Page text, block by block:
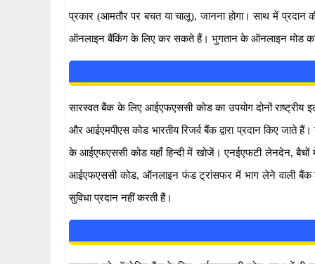
प्रकार (आमतौर पर बचत या चालू), जानना होगा। साथ में
ऑनलाइन बैंकिंग के लिए कर सकते हैं। भुगतान के ऑनलाइन मोड का
सारस्वत बैंक के लिए आईएफएससी कोड का उपयोग दोनों
और आईएमपीएस कोड भारतीय रिजर्व बैंक द्वारा प्रदान किए
के आईएफएससी कोड यहाँ हिन्दी में खोजें। एनईएफटी लेनदेन,
आईएफएससी कोड, ऑनलाइन फंड ट्रांसफर में भाग लेने वाली बैंक
सुविधा प्रदान नहीं करती हैं।